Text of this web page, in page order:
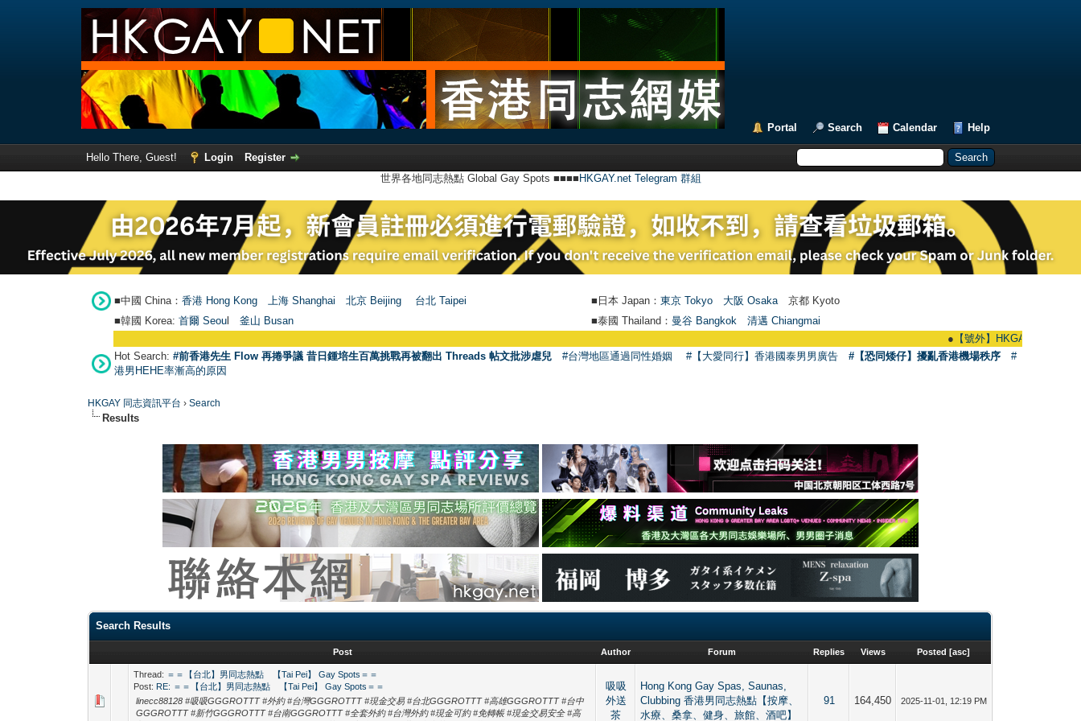
Portal Search Calendar Help
Hello There, Guest! Login
Register
世界各地同志熱點 Global Gay Spots ■■■■ HKGAY.net Telegram 群組
■中國 China： 香港 Hong Kong 上海 Shanghai 北京 Beijing 台北 Taipei ■日本 Japan： 東京 Tokyo 大阪 Osaka 京都 Kyoto
■韓國 Korea: 首爾 Seou 釜山 Busan ■泰國 Thailand： 曼谷 Bangkok
清邁 Chiangmai
【號外】HKGAY.net已啟動
Hot Search: #前香港先生 Flow 再捲爭議 昔日鍾培生百萬挑戰再被翻出 Threads 帖文批涉虐兒 #台灣地區通過同性婚姻 #【大愛同行】香港國泰男男廣告 #【恐同矮仔】擾亂香港機場秩序
#
港男HEHE率漸高的原因
HKGAY 同志資訊平台 ›Search
Results
Search Results
Post Author Forum Replies Views Posted [asc]
Thread: ＝＝【台北】男同志熱點 【Tai Pei】 Gay Spots＝＝
Post: RE: ＝＝【台北】男同志熱點 【Tai Pei】 Gay Spots＝＝
linecc88128 #吸吸GGGROTTT #外約 #台灣GGGROTTT #現金交易 #台北GGGROTTT #高雄GGGROTTT #台中
GGGROTTT #新竹GGGROTTT #台南GGGROTTT #全套外約 #台灣外約 #現金可約 #免轉帳 #現金交易安全 #高
吸吸
外送
茶
Hong Kong Gay Spas, Saunas,
Clubbing 香港男同志熱點【按摩、
水療、桑拿、健身、旅館、酒吧】
91 164,450 2025-11-01, 12:19 PM